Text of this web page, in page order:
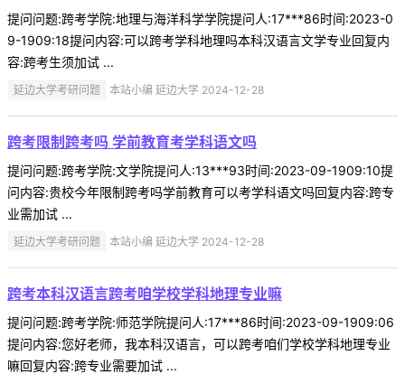
提问问题:跨考学院:地理与海洋科学学院提问人:17***86时间:2023-0
9-1909:18提问内容:可以跨考学科地理吗本科汉语言文学专业回复内
容:跨考生须加试 ...
延边大学考研问题 本站小编 延边大学 2024-12-28
跨考限制跨考吗 学前教育考学科语文吗
提问问题:跨考学院:文学院提问人:13***93时间:2023-09-1909:10提
问内容:贵校今年限制跨考吗学前教育可以考学科语文吗回复内容:跨专
业需加试 ...
延边大学考研问题 本站小编 延边大学 2024-12-28
跨考本科汉语言跨考咱学校学科地理专业嘛
提问问题:跨考学院:师范学院提问人:17***86时间:2023-09-1909:06
提问内容:您好老师，我本科汉语言，可以跨考咱们学校学科地理专业
嘛回复内容:跨专业需要加试 ...